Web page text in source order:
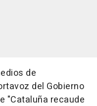
de
del Gobierno
"Cataluña recaude